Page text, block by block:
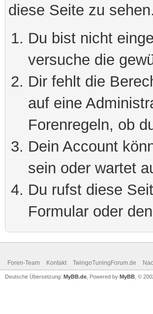
diese Seite zu
Du bist nicht
versuche die
Dir fehlt die
auf eine
Forenregeln, ob
Dein Account
sein oder wartet
Du rufst diese
Formular oder
Foren-Team Kontakt TwingoTuningForum.de
Deutsche Übersetzung: MyBB.de , Powered by MyBB , ©